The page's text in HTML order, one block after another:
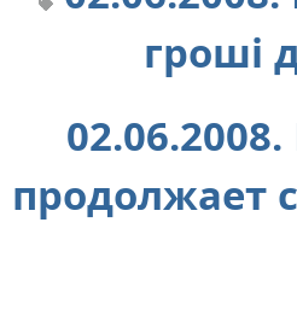
гроші
продолжает